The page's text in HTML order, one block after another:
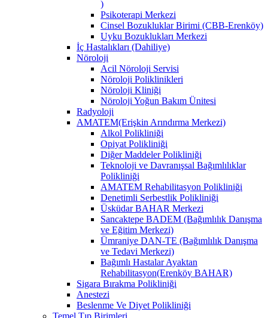
)
Psikoterapi Merkezi
Cinsel Bozukluklar Birimi (CBB-Erenköy)
Uyku Bozuklukları Merkezi
İç Hastalıkları (Dahiliye)
Nöroloji
Acil Nöroloji Servisi
Nöroloji Poliklinikleri
Nöroloji Kliniği
Nöroloji Yoğun Bakım Ünitesi
Radyoloji
AMATEM(Erişkin Arındırma Merkezi)
Alkol Polikliniği
Opiyat Polikliniği
Diğer Maddeler Polikliniği
Teknoloji ve Davranışsal Bağımlılıklar
Polikliniği
AMATEM Rehabilitasyon Polikliniği
Denetimli Serbestlik Polikliniği
Üsküdar BAHAR Merkezi
Sancaktepe BADEM (Bağımlılık Danışma
ve Eğitim Merkezi)
Ümraniye DAN-TE (Bağımlılık Danışma
ve Tedavi Merkezi)
Bağımlı Hastalar Ayaktan
Rehabilitasyon(Erenköy BAHAR)
Sigara Bırakma Polikliniği
Anestezi
Beslenme Ve Diyet Polikliniği
Temel Tıp Birimleri